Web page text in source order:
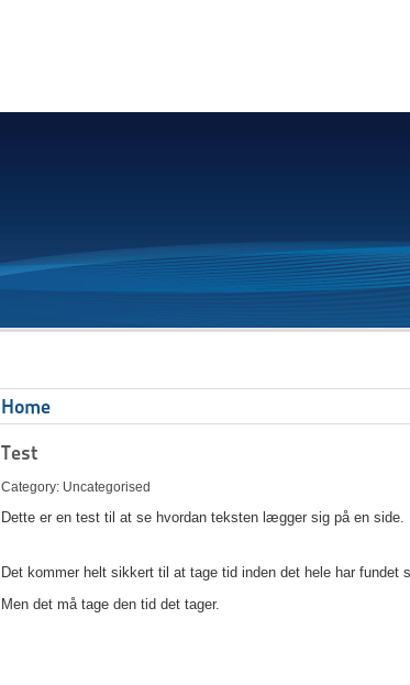
Home
Test
Category: Uncategorised
Dette er en test til at se hvordan teksten lægger sig på en side.
Det kommer helt sikkert til at tage tid inden det hele har fundet
Men det må tage den tid det tager.